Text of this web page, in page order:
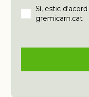
Sí, estic
gremicarn.cat